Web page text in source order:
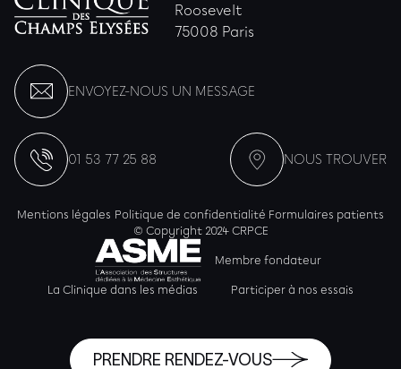
Roosevelt
75008 Paris
ENVOYEZ-NOUS UN MESSAGE
01 53 77 25 88 NOUS TROUVER
Mentions légales Politique de confidentialité Formulaires patients
© Copyright 2024 CRPCE
Membre fondateur
La Clinique dans les médias Participer à nos essais
PRENDRE RENDEZ-VOUS